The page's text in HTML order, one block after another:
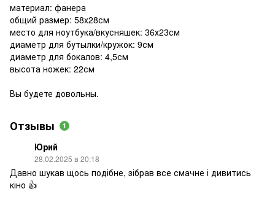
материал: фанера
общий размер: 58х28см
место для ноутбука/вкусняшек: 36х23см
диаметр для бутылки/кружок: 9см
диаметр для бокалов: 4,5см
высота ножек: 22см
Вы будете довольны.
Отзывы 1
Юрий
28.02.2025 в 20:18
Давно шукав щось подібне, зібрав все смачне і дивитись
кіно 👍